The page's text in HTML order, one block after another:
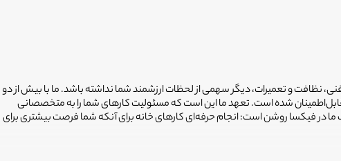
نظافت و تعمیرات، دیگر سهمی از لحظات ارزشمند شما نداشته باشد. ما با بیش از دو
شده است. تعهد ما این است که مسئولیت کارهای شما را به متخصصانی
در فیکسا روشن است: انجام حرفه‌ای کارهای خانه برای آنکه شما فرصت بیشتری برای